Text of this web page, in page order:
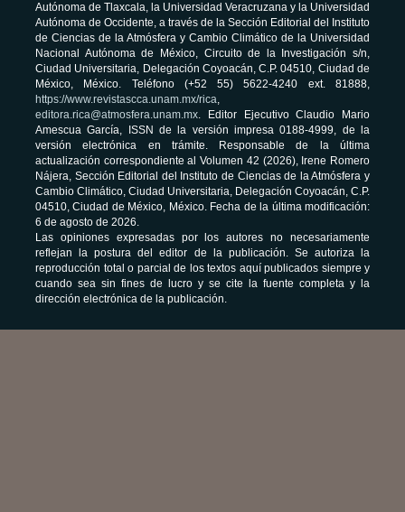
Autónoma de Tlaxcala, la Universidad Veracruzana y la Universidad
Autónoma de Occidente, a través de la Sección Editorial del Instituto
de Ciencias de la Atmósfera y Cambio Climático de la Universidad
Nacional Autónoma de México, Circuito de la Investigación s/n,
Ciudad Universitaria, Delegación Coyoacán, C.P. 04510, Ciudad de
México, México. Teléfono (+52 55) 5622-4240 ext. 81888,
https://www.revistascca.unam.mx/rica,
editora.rica@atmosfera.unam.mx. Editor Ejecutivo Claudio Mario
Amescua García, ISSN de la versión impresa 0188-4999, de la
versión electrónica en trámite. Responsable de la última
actualización correspondiente al Volumen 42 (2026), Irene Romero
Nájera, Sección Editorial del Instituto de Ciencias de la Atmósfera y
Cambio Climático, Ciudad Universitaria, Delegación Coyoacán, C.P.
04510, Ciudad de México, México. Fecha de la última modificación:
6 de agosto de 2026.
Las opiniones expresadas por los autores no necesariamente
reflejan la postura del editor de la publicación. Se autoriza la
reproducción total o parcial de los textos aquí publicados siempre y
cuando sea sin fines de lucro y se cite la fuente completa y la
dirección electrónica de la publicación.